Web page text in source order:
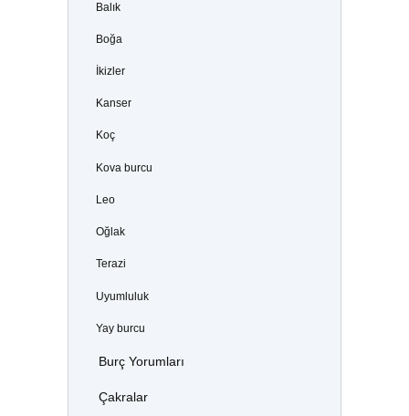
Balık
Boğa
İkizler
Kanser
Koç
Kova burcu
Leo
Oğlak
Terazi
Uyumluluk
Yay burcu
Burç Yorumları
Çakralar